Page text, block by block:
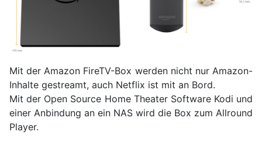
Mit der Amazon FireTV-Box werden nicht nur Amazon-
Inhalte gestreamt, auch Netflix ist mit an Bord.
Mit der Open Source Home Theater Software Kodi und
einer Anbindung an ein NAS wird die Box zum Allround
Player.